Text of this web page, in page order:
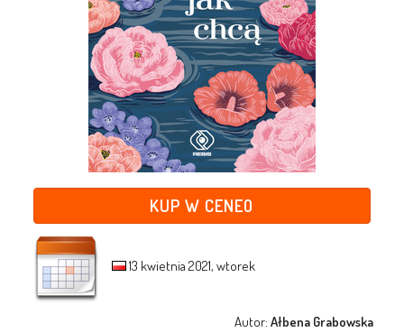
KUP W CENEO
13 kwietnia 2021, wtorek
Autor:Ałbena Grabowska